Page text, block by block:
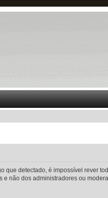
detectado, é impossível rever
não dos administradores ou